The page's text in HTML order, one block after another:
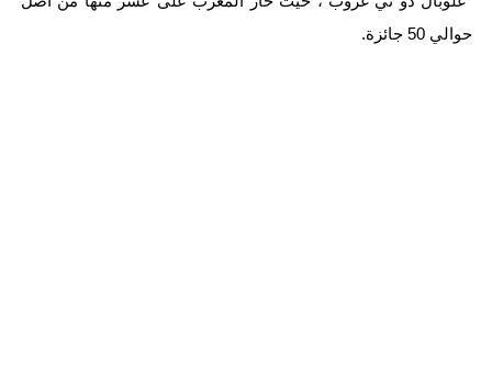
حوالي 50 جائزة.